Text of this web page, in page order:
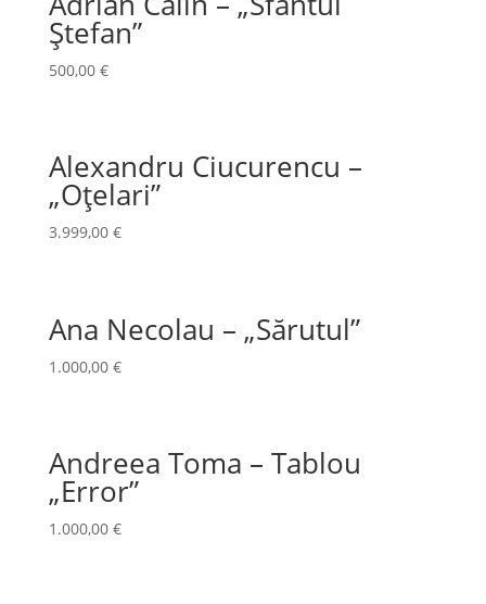
Ștefan”
500,00 €
Alexandru Ciucurencu –
„Oțelari”
3.999,00 €
Ana Necolau – „Sărutul”
1.000,00 €
Andreea Toma – Tablou
„Error”
1.000,00 €